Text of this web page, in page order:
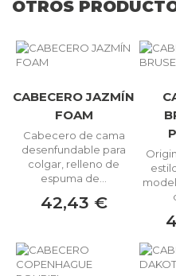
OTROS
CABECERO JAZMÍN
FOAM
Cabecero de cama
desenfundable para
colgar, relleno de
espuma de...
42,43 €